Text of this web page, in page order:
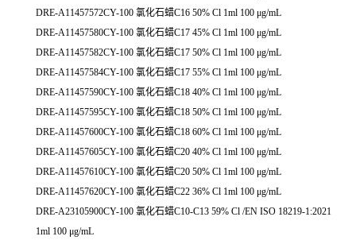
DRE-A11457572CY-100 氯化石蜡C16 50% Cl 1ml 100 μg/mL
DRE-A11457580CY-100 氯化石蜡C17 45% Cl 1ml 100 μg/mL
DRE-A11457582CY-100 氯化石蜡C17 50% Cl 1ml 100 μg/mL
DRE-A11457584CY-100 氯化石蜡C17 55% Cl 1ml 100 μg/mL
DRE-A11457590CY-100 氯化石蜡C18 40% Cl 1ml 100 μg/mL
DRE-A11457595CY-100 氯化石蜡C18 50% Cl 1ml 100 μg/mL
DRE-A11457600CY-100 氯化石蜡C18 60% Cl 1ml 100 μg/mL
DRE-A11457605CY-100 氯化石蜡C20 40% Cl 1ml 100 μg/mL
DRE-A11457610CY-100 氯化石蜡C20 50% Cl 1ml 100 μg/mL
DRE-A11457620CY-100 氯化石蜡C22 36% Cl 1ml 100 μg/mL
DRE-A23105900CY-100 氯化石蜡C10-C13 59% Cl /EN ISO 18219-1:2021
1ml 100 μg/mL